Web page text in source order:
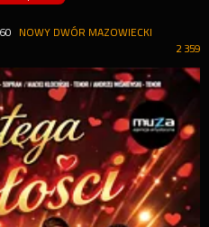
NOWY DWÓR MAZOWIECKI
2 359